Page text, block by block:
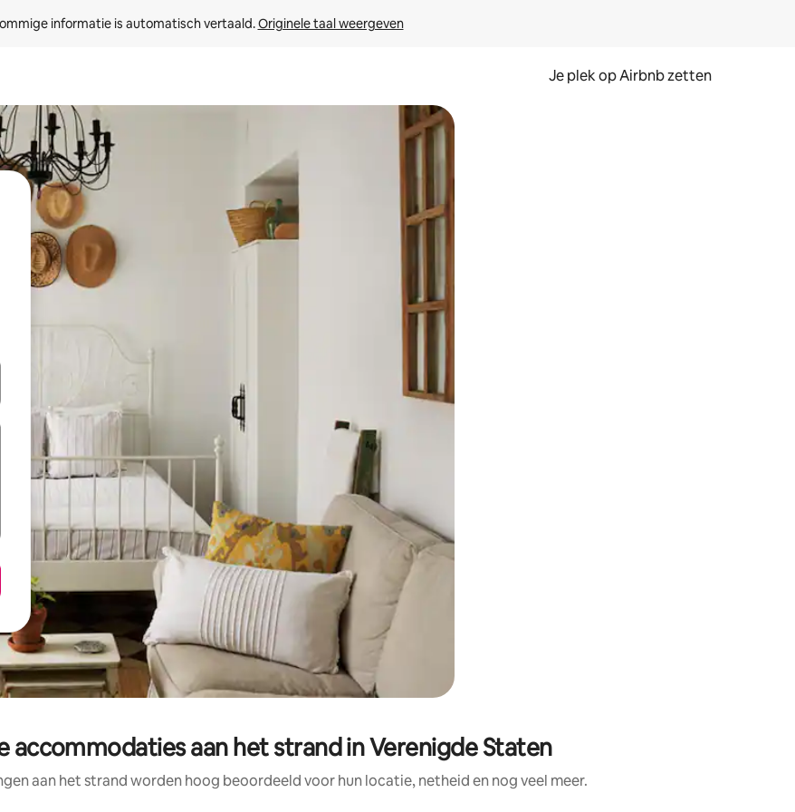
informatie is automatisch vertaald. Originele taal weergeven
Je plek op Airbnb zetten
met je de pijltjestoetsen omhoog en omlaag, óf door te tikken of swipen.
accommodaties aan het strand in Verenigde Staten
aan het strand worden hoog beoordeeld voor hun locatie, netheid en nog veel meer.